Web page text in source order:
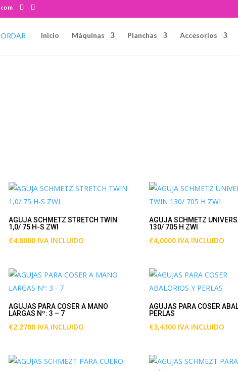
Inicio Máquinas Planchas Accesorios
AGUJA SCHMETZ STRETCH TWIN
1,0/ 75 H-S ZWI
€4,0000 IVA INCLUIDO
AGUJA SCHMETZ
130/ 705 H ZWI
€4,0000 IVA INCLUIDO
AGUJAS PARA COSER A MANO
LARGAS Nº: 3 – 7
€2,2700 IVA INCLUIDO
AGUJAS PARA COSER
PERLAS
€3,4300 IVA INCLUIDO